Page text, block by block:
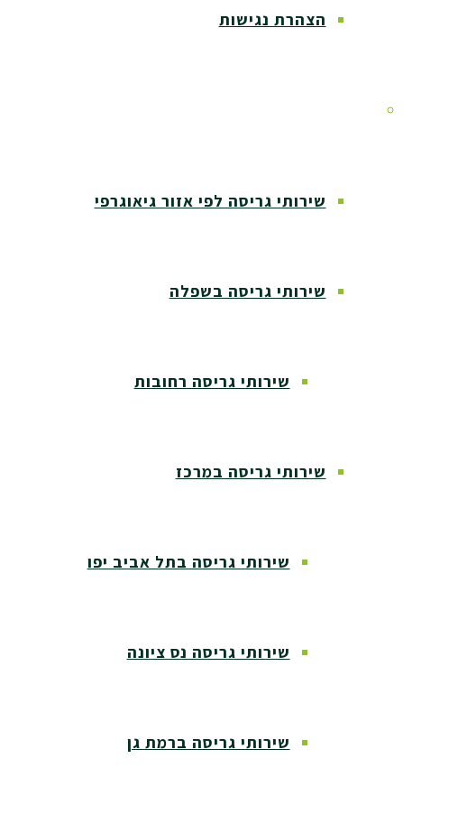
הצהרת נגישות
שירותי גריסה לפי אזור גיאוגרפי
שירותי גריסה בשפלה
שירותי גריסה רחובות
שירותי גריסה במרכז
שירותי גריסה בתל אביב יפו
שירותי גריסה נס ציונה
שירותי גריסה ברמת גן